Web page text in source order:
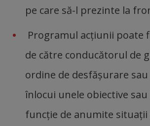
pe care să-l prezinte la
Programul acţiunii poate
de către conducătorul de
ordine de desfăşurare
înlocui unele obiective
funcţie de anumite situaţii